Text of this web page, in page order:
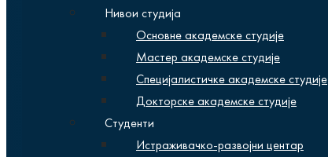
Нивои студија
Основне академске студије
Мастер академске студије
Специјалистичке академске студије
Докторске академске студије
Студенти
Истраживачко-развојни центар